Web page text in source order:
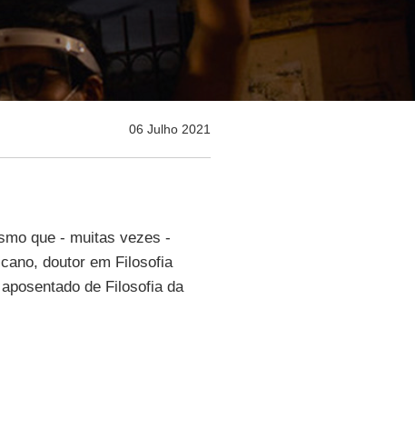
06 Julho 2021
que - muitas vezes -
doutor em Filosofia
de Filosofia da